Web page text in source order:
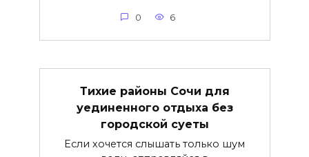
0 6
Тихие районы Сочи для
уединенного отдыха без
городской суеты
Если хочется слышать только шум